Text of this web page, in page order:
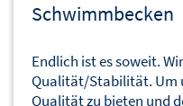
Schwimmbecken
Endlich ist es soweit.
Qualität/Stabilität. Um
Qualität zu bieten und